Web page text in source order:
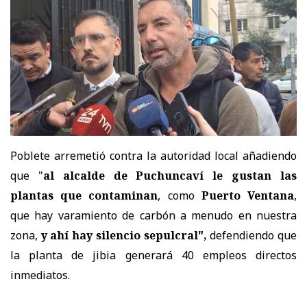
Poblete arremetió contra la autoridad local añadiendo
que "al alcalde de Puchuncaví le gustan las
plantas que contaminan, como Puerto Ventana,
que hay varamiento de carbón a menudo en nuestra
zona, y ahí hay silencio sepulcral", defendiendo que
la planta de jibia generará 40 empleos directos
inmediatos.